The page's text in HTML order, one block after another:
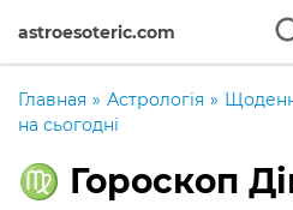
astroesoteric.com
Главная » Астрологія »
на сьогодні
♍️ Гороскоп